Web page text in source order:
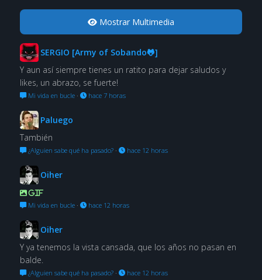
Mostrar Multimedia
SERGIO [Army of Sobando🐸]
Y aun así siempre tienes un ratito para dejar saludos y
likes, un abrazo, se fuerte!
Mi vida en bucle· hace 7 horas
Paluego
También
¿Alguien sabe qué ha pasado?· hace 12 horas
Oiher
GIF
Mi vida en bucle· hace 12 horas
Oiher
Y ya tenemos la vista cansada, que los años no pasan en
balde.
¿Alguien sabe qué ha pasado?· hace 12 horas